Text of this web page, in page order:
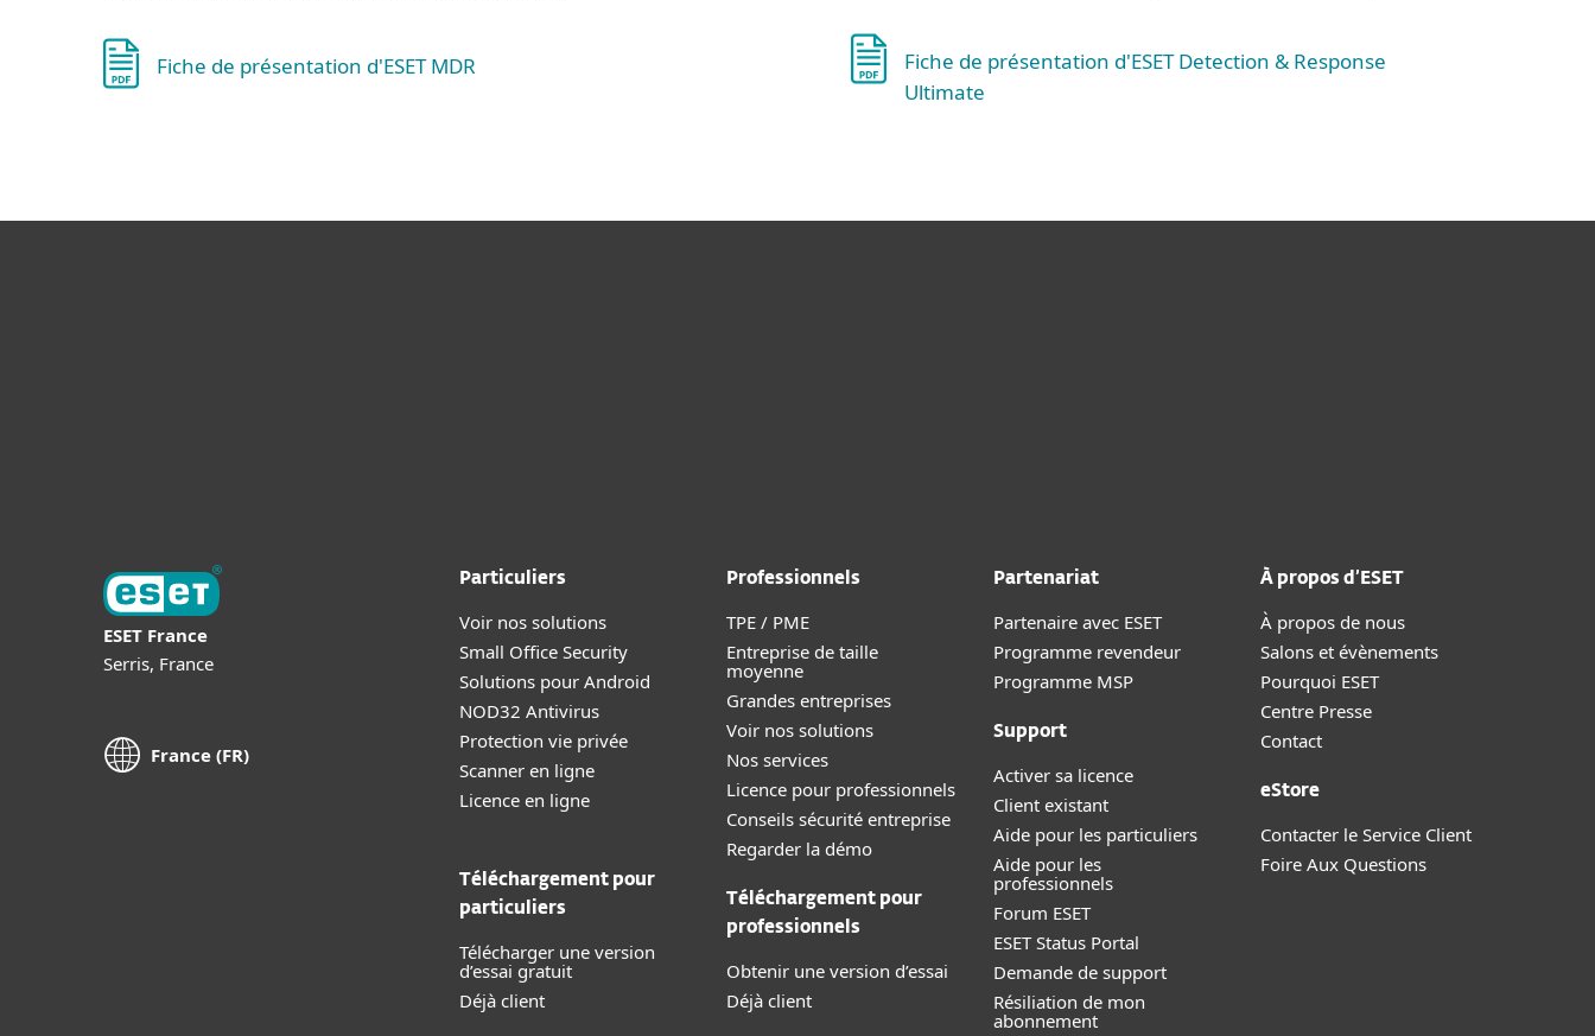
Fiche de présentation d'ESET MDR
Fiche de présentation d'ESET Detection & Response
Ultimate
ESET France
Serris, France
France (FR)
Particuliers
Voir nos solutions
Small Office Security
Solutions pour Android
NOD32 Antivirus
Protection vie privée
Scanner en ligne
Licence en ligne
Téléchargement pour
particuliers
Télécharger une version
d’essai gratuit
Déjà client
Professionnels
TPE / PME
Entreprise de taille
moyenne
Grandes entreprises
Voir nos solutions
Nos services
Licence pour professionnels
Conseils sécurité entreprise
Regarder la démo
Téléchargement pour
professionnels
Obtenir une version d’essai
Déjà client
Partenariat
Partenaire avec ESET
Programme revendeur
Programme MSP
Support
Activer sa licence
Client existant
Aide pour les particuliers
Aide pour les
professionnels
Forum ESET
ESET Status Portal
Demande de support
Résiliation de mon
abonnement
À propos d’ESET
À propos de nous
Salons et évènements
Pourquoi ESET
Centre Presse
Contact
eStore
Contacter le Service Client
Foire Aux Questions